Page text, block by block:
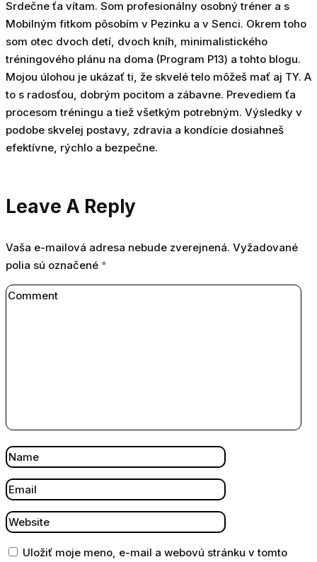
Srdečne ťa vítam. Som profesionálny osobný tréner a s
Mobilným fitkom pôsobím v Pezinku a v Senci. Okrem toho
som otec dvoch detí, dvoch kníh, minimalistického
tréningového plánu na doma (Program P13) a tohto blogu.
Mojou úlohou je ukázať ti, že skvelé telo môžeš mať aj TY. A
to s radosťou, dobrým pocitom a zábavne. Prevediem ťa
procesom tréningu a tiež všetkým potrebným. Výsledky v
podobe skvelej postavy, zdravia a kondície dosiahneš
efektívne, rýchlo a bezpečne.
Leave A Reply
Vaša e-mailová adresa nebude zverejnená. Vyžadované
polia sú označené *
Uložiť moje meno, e-mail a webovú stránku v tomto